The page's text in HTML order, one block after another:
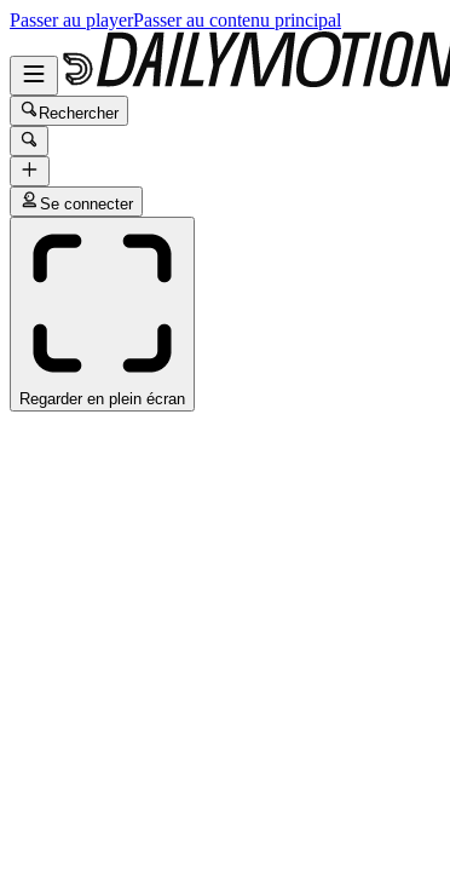
Passer au playerPasser au contenu principal
Rechercher
Se connecter
Regarder en plein écran